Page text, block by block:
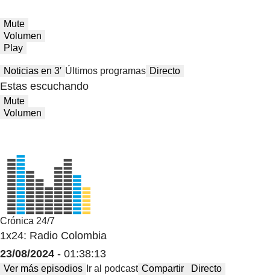
Mute
Volumen
Play
Noticias en 3′ Últimos programas Directo
Estas escuchando
Mute
Volumen
Crónica 24/7
1x24: Radio Colombia
23/08/2024 - 01:38:13
Ver más episodios Ir al podcast Compartir Directo